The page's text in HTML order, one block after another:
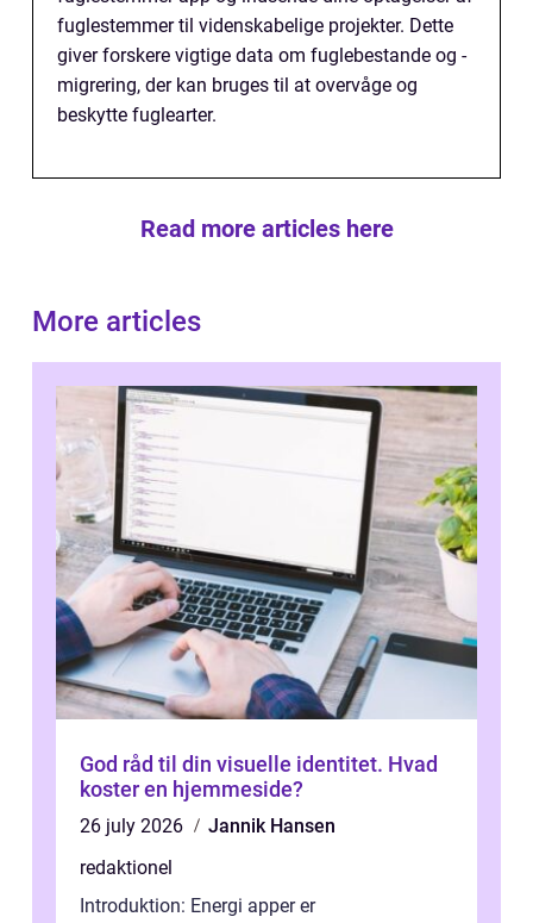
fuglestemmer til videnskabelige projekter. Dette
giver forskere vigtige data om fuglebestande og -
migrering, der kan bruges til at overvåge og
beskytte fuglearter.
Read more articles here
More articles
God råd til din visuelle identitet. Hvad
koster en hjemmeside?
26 july 2026
Jannik Hansen
redaktionel
Introduktion: Energi apper er